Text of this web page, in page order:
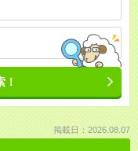
！
掲載日：2026.08.07